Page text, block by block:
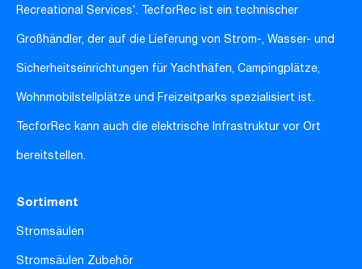
Recreational Services‘. TecforRec ist ein technischer
Großhändler, der auf die Lieferung von Strom-, Wasser- und
Sicherheitseinrichtungen für Yachthäfen, Campingplätze,
Wohnmobilstellplätze und Freizeitparks spezialisiert ist.
TecforRec kann auch die elektrische Infrastruktur vor Ort
bereitstellen.
Sortiment
Stromsäulen
Stromsäulen Zubehör